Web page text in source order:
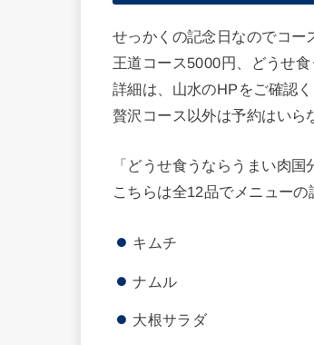
せっかくの記念日なのでコー
王道コース5000円、どうせ
詳細は、山水のHPをご確認く
贅沢コース以外は予約はいら
「どうせ食うならうまい肉国
こちらは全12品でメニューの
キムチ
ナムル
大根サラダ